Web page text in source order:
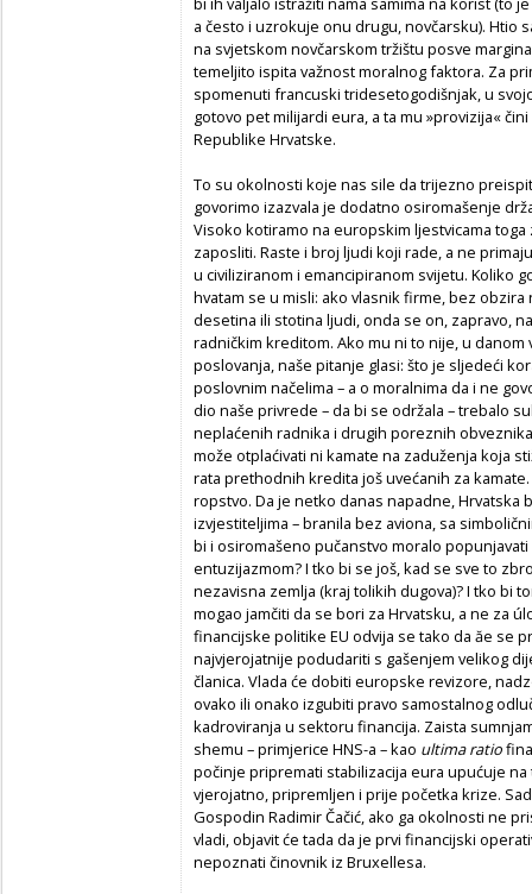
a često i uzrokuje onu drugu, novčarsku). Htio
na svjetskom novčarskom tržištu posve
temeljito ispita važnost moralnog faktora. Za
spomenuti francuski tridesetogodišnjak, u
gotovo pet milijardi eura, a ta mu »provizija«
Republike Hrvatske.
To su okolnosti koje nas sile da trijezno
govorimo izazvala je dodatno osiromašenje
Visoko kotiramo na europskim ljestvicama
zaposliti. Raste i broj ljudi koji rade, a ne
u civiliziranom i emancipiranom svijetu. Koliko
hvatam se u misli: ako vlasnik firme, bez
desetina ili stotina ljudi, onda se on, zapravo,
radničkim kreditom. Ako mu ni to nije, u
poslovanja, naše pitanje glasi: što je sljedeći
poslovnim načelima – a o moralnima da i ne
dio naše privrede – da bi se održala – trebalo
neplaćenih radnika i drugih poreznih
može otplaćivati ni kamate na zaduženja koja
rata prethodnih kredita još uvećanih za
ropstvo. Da je netko danas napadne, Hrvatska
izvjestiteljima – branila bez aviona, sa
bi i osiromašeno pučanstvo moralo
entuzijazmom? I tko bi se još, kad se sve to
nezavisna zemlja (kraj tolikih dugova)? I tko bi
mogao jamčiti da se bori za Hrvatsku, a ne za
financijske politike EU odvija se tako da ăe se
najvjerojatnije podudariti s gašenjem velikog
članica. Vlada će dobiti europske revizore,
ovako ili onako izgubiti pravo samostalnog
kadroviranja u sektoru financija. Zaista
shemu – primjerice HNS-a – kao ultima ratio
počinje pripremati stabilizacija eura upućuje
vjerojatno, pripremljen i prije početka krize.
Gospodin Radimir Čačić, ako ga okolnosti ne
vladi, objavit će tada da je prvi financijski
nepoznati činovnik iz Bruxellesa.